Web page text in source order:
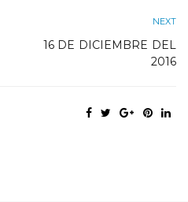
NEXT
16 DE DICIEMBRE DEL
2016